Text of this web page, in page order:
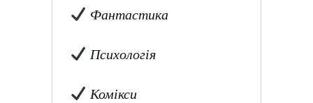
Фантастика
Психологія
Комікси